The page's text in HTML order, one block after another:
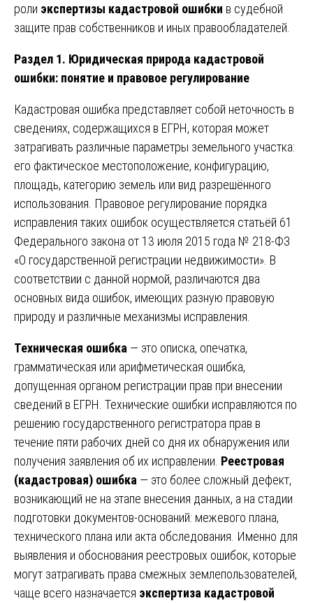
роли экспертизы кадастровой ошибки в судебной
защите прав собственников и иных правообладателей.
Раздел 1. Юридическая природа кадастровой
ошибки: понятие и правовое регулирование
Кадастровая ошибка представляет собой неточность в
сведениях, содержащихся в ЕГРН, которая может
затрагивать различные параметры земельного участка:
его фактическое местоположение, конфигурацию,
площадь, категорию земель или вид разрешённого
использования. Правовое регулирование порядка
исправления таких ошибок осуществляется статьёй 61
Федерального закона от 13 июля 2015 года № 218-ФЗ
«О государственной регистрации недвижимости». В
соответствии с данной нормой, различаются два
основных вида ошибок, имеющих разную правовую
природу и различные механизмы исправления.
Техническая ошибка — это описка, опечатка,
грамматическая или арифметическая ошибка,
допущенная органом регистрации прав при внесении
сведений в ЕГРН. Технические ошибки исправляются по
решению государственного регистратора прав в
течение пяти рабочих дней со дня их обнаружения или
получения заявления об их исправлении. Реестровая
(кадастровая) ошибка — это более сложный дефект,
возникающий не на этапе внесения данных, а на стадии
подготовки документов-оснований: межевого плана,
технического плана или акта обследования. Именно для
выявления и обоснования реестровых ошибок, которые
могут затрагивать права смежных землепользователей,
чаще всего назначается экспертиза кадастровой